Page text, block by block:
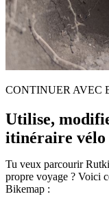
CONTINUER AVEC
Utilise,
itinéraire vélo
Tu veux parcourir
propre voyage ? Voici
Bikemap :